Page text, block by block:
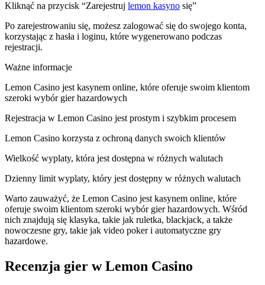
Kliknąć na przycisk “Zarejestruj lemon kasyno się”
Po zarejestrowaniu się, możesz zalogować się do swojego konta,
korzystając z hasła i loginu, które wygenerowano podczas
rejestracji.
Ważne informacje
Lemon Casino jest kasynem online, które oferuje swoim klientom
szeroki wybór gier hazardowych
Rejestracja w Lemon Casino jest prostym i szybkim procesem
Lemon Casino korzysta z ochroną danych swoich klientów
Wielkość wyplaty, która jest dostępna w różnych walutach
Dzienny limit wyplaty, który jest dostępny w różnych walutach
Warto zauważyć, że Lemon Casino jest kasynem online, które
oferuje swoim klientom szeroki wybór gier hazardowych. Wśród
nich znajdują się klasyka, takie jak ruletka, blackjack, a także
nowoczesne gry, takie jak video poker i automatyczne gry
hazardowe.
Recenzja gier w Lemon Casino